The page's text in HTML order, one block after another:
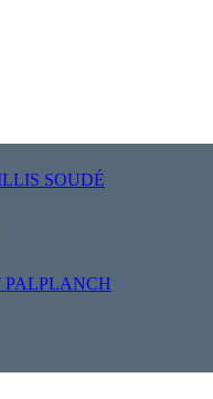
SOUDÉ
PALPLANCH